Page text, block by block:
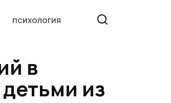
ПСИХОЛОГИЯ
в
из